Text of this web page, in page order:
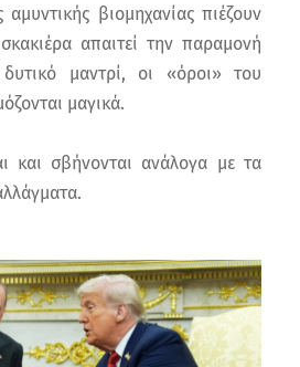
αμυντικής βιομηχανίας πιέζουν
απαιτεί την παραμονή
μαντρί, οι «όροι» του
μαγικά.
και σβήνονται ανάλογα με τα